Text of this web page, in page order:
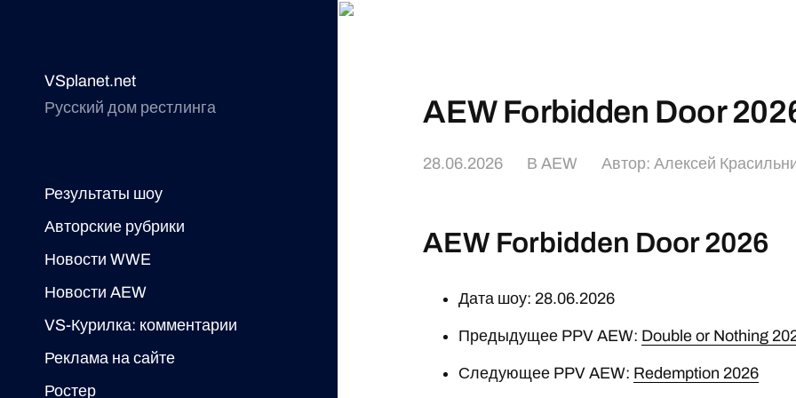
VSplanet.net
Русский дом рестлинга
Результаты шоу
Авторские рубрики
Новости WWE
Новости AEW
VS-Курилка: комментарии
Реклама на сайте
Ростер
AEW Forbidden Door
28.06.2026 ВAEW Автор:Алексей
AEW Forbidden Door 2026
Дата шоу: 28.06.2026
Предыдущее PPV AEW: Double or Nothing
Следующее PPV AEW: Redemption 2026